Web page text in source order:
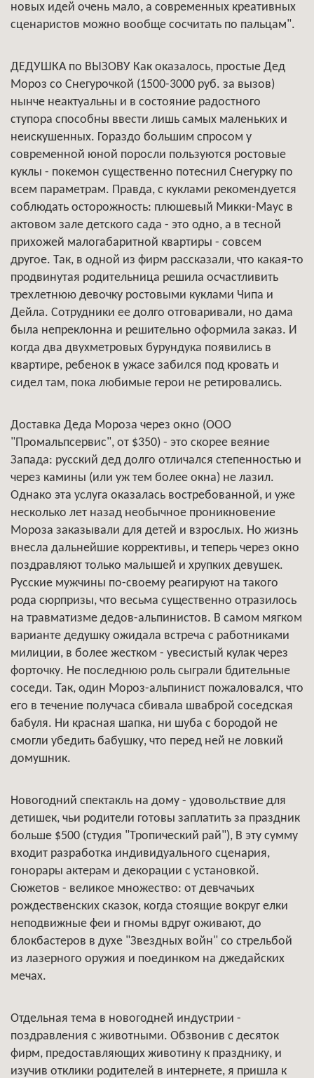
новых идей очень мало, а современных креативных
сценаристов можно вообще сосчитать по пальцам".
ДЕДУШКА по ВЫЗОВУ Как оказалось, простые Дед
Мороз со Снегурочкой (1500-3000 руб. за вызов)
нынче неактуальны и в состояние радостного
ступора способны ввести лишь самых маленьких и
неискушенных. Гораздо большим спросом у
современной юной поросли пользуются ростовые
куклы - покемон существенно потеснил Снегурку по
всем параметрам. Правда, с куклами рекомендуется
соблюдать осторожность: плюшевый Микки-Маус в
актовом зале детского сада - это одно, а в тесной
прихожей малогабаритной квартиры - совсем
другое. Так, в одной из фирм рассказали, что какая-то
продвинутая родительница решила осчастливить
трехлетнюю девочку ростовыми куклами Чипа и
Дейла. Сотрудники ее долго отговаривали, но дама
была непреклонна и решительно оформила заказ. И
когда два двухметровых бурундука появились в
квартире, ребенок в ужасе забился под кровать и
сидел там, пока любимые герои не ретировались.
Доставка Деда Мороза через окно (ООО
"Промальпсервис", от $350) - это скорее веяние
Запада: русский дед долго отличался степенностью и
через камины (или уж тем более окна) не лазил.
Однако эта услуга оказалась востребованной, и уже
несколько лет назад необычное проникновение
Мороза заказывали для детей и взрослых. Но жизнь
внесла дальнейшие коррективы, и теперь через окно
поздравляют только малышей и хрупких девушек.
Русские мужчины по-своему реагируют на такого
рода сюрпризы, что весьма существенно отразилось
на травматизме дедов-альпинистов. В самом мягком
варианте дедушку ожидала встреча с работниками
милиции, в более жестком - увесистый кулак через
форточку. Не последнюю роль сыграли бдительные
соседи. Так, один Мороз-альпинист пожаловался, что
его в течение получаса сбивала шваброй соседская
бабуля. Ни красная шапка, ни шуба с бородой не
смогли убедить бабушку, что перед ней не ловкий
домушник.
Новогодний спектакль на дому - удовольствие для
детишек, чьи родители готовы заплатить за праздник
больше $500 (студия "Тропический рай"), В эту сумму
входит разработка индивидуального сценария,
гонорары актерам и декорации с установкой.
Сюжетов - великое множество: от девчачьих
рождественских сказок, когда стоящие вокруг елки
неподвижные феи и гномы вдруг оживают, до
блокбастеров в духе "Звездных войн" со стрельбой
из лазерного оружия и поединком на джедайских
мечах.
Отдельная тема в новогодней индустрии -
поздравления с животными. Обзвонив с десяток
фирм, предоставляющих животину к празднику, и
изучив отклики родителей в интернете, я пришла к